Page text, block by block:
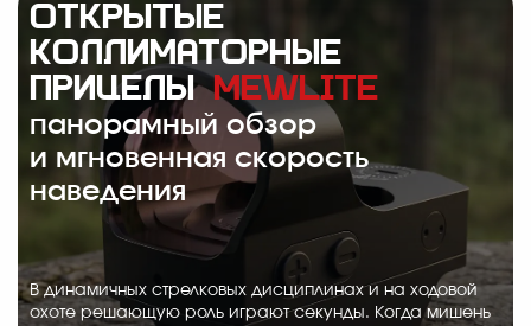
ОТКРЫТЫЕ
КОЛЛИМАТОРНЫЕ
ПРИЦЕЛЫMEWLITE
панорамный обзор
и мгновенная скорость
наведения
В динамичных стрелковых дисциплинах и на ходовой
охоте решающую роль играют секунды. Когда мишень